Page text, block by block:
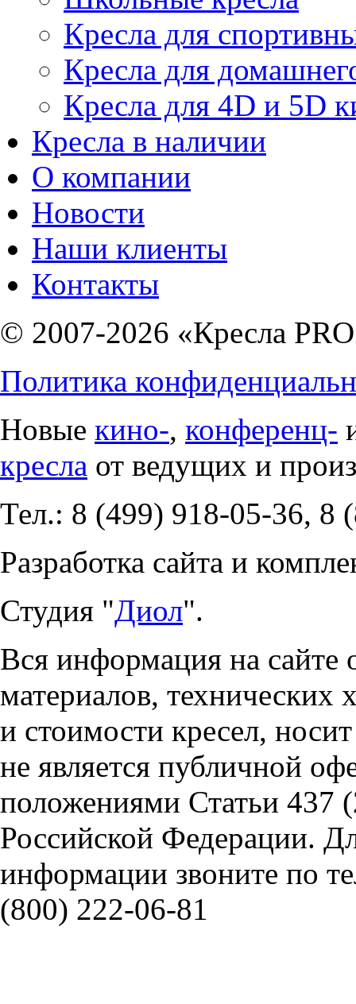
Кресла для
Кресла для
Кресла для 4D и 5D
Кресла в наличии
О компании
Новости
Наши клиенты
Контакты
© 2007-2026 «Кресла
Политика
Новые кино-, конференц-
кресла от ведущих и
Тел.: 8 (499) 918-05-36, 8
Разработка сайта и
Студия "Диол".
Вся информация на сайте
материалов, технических
и стоимости кресел,
не является публичной
положениями Статьи 437
Российской Федерации.
информации звоните по
(800) 222-06-81